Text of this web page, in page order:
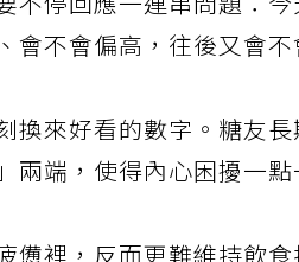
不停回應一連串問題：
會不會偏高，往後又會不
換來好看的數字。糖友
端，使得內心困擾一點